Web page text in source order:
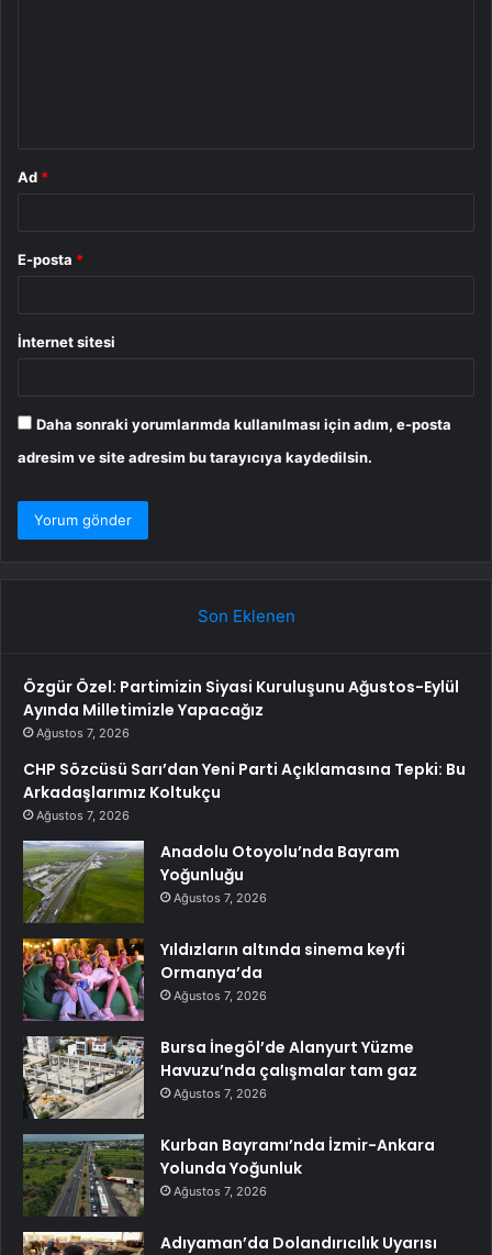
Ad *
E-posta *
İnternet sitesi
Daha sonraki yorumlarımda kullanılması için adım, e-posta
adresim ve site adresim bu tarayıcıya kaydedilsin.
Son Eklenen
Özgür Özel: Partimizin Siyasi Kuruluşunu Ağustos-Eylül
Ayında Milletimizle Yapacağız
Ağustos 7, 2026
CHP Sözcüsü Sarı’dan Yeni Parti Açıklamasına Tepki: Bu
Arkadaşlarımız Koltukçu
Ağustos 7, 2026
Anadolu Otoyolu’nda Bayram
Yoğunluğu
Ağustos 7, 2026
Yıldızların altında sinema keyfi
Ormanya’da
Ağustos 7, 2026
Bursa İnegöl’de Alanyurt Yüzme
Havuzu’nda çalışmalar tam gaz
Ağustos 7, 2026
Kurban Bayramı’nda İzmir-Ankara
Yolunda Yoğunluk
Ağustos 7, 2026
Adıyaman’da Dolandırıcılık Uyarısı